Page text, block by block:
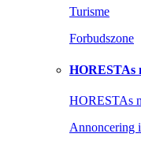
Turisme
Forbudszone
HORESTAs
HORESTAs
Annoncering